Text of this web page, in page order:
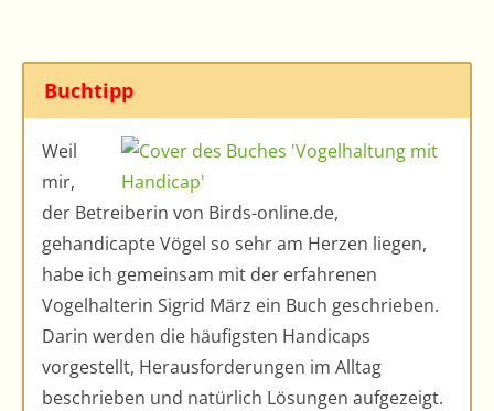
Buchtipp
Weil
mir,
der Betreiberin von Birds-online.de,
gehandicapte Vögel so sehr am Herzen liegen,
habe ich gemeinsam mit der erfahrenen
Vogelhalterin Sigrid März ein Buch geschrieben.
Darin werden die häufigsten Handicaps
vorgestellt, Herausforderungen im Alltag
beschrieben und natürlich Lösungen aufgezeigt.